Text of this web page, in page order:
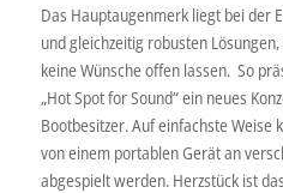
Das Hauptaugenmerk liegt bei der
und gleichzeitig robusten
keine Wünsche offen lassen. So
„Hot Spot for Sound“ ein neues
Bootbesitzer. Auf einfachste Weise
von einem portablen Gerät an
abgespielt werden. Herzstück ist